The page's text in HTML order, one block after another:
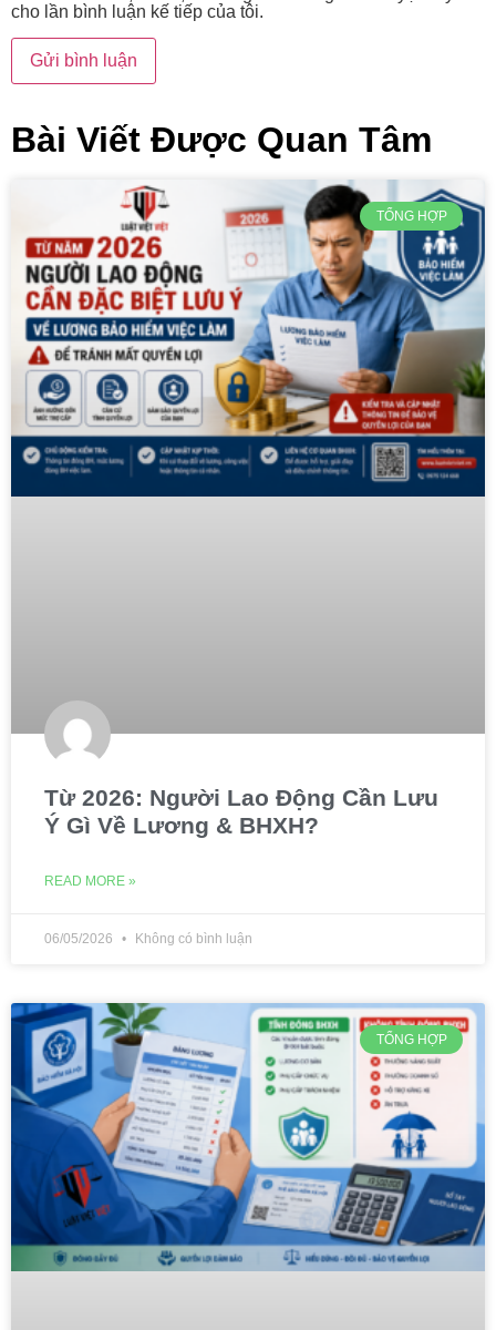
cho lần bình luận kế tiếp của tôi.
Bài Viết Được Quan Tâm
TỔNG HỢP
Từ 2026: Người Lao Động Cần Lưu
Ý Gì Về Lương & BHXH?
READ MORE »
06/05/2026 Không có bình luận
TỔNG HỢP